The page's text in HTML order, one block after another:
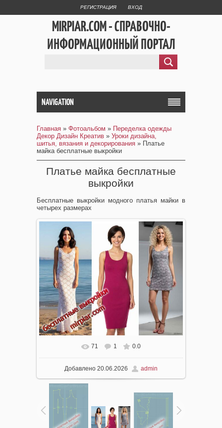
РЕГИСТРАЦИЯ ВХОД
MIRPIAR.COM - СПРАВОЧНО-
ИНФОРМАЦИОННЫЙ ПОРТАЛ
NAVIGATION
Главная » Фотоальбом » Переделка одежды
Декор Дизайн Креатив » Уроки дизайна,
шитья, вязания и декорирования » Платье
майка бесплатные выкройки
Платье майка бесплатные
выкройки
Бесплатные выкройки модного платья майки в
четырех размерах
В реальном размере 1438x1141
71 1 0.0
Добавлено 20.06.2026 admin